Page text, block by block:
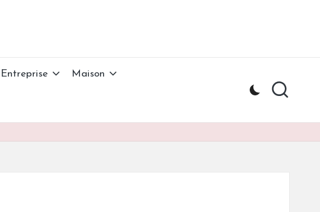
Entreprise Maison